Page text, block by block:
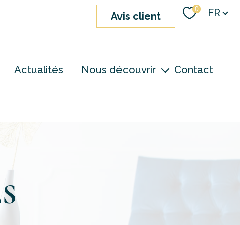
avis client
0 Langue
FR
Actualités Nous découvrir Contact